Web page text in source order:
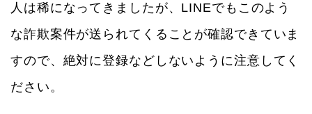
人は稀になってきましたが、LINEでもこのよう
な詐欺案件が送られてくることが確認できていま
すので、絶対に登録などしないように注意してく
ださい。